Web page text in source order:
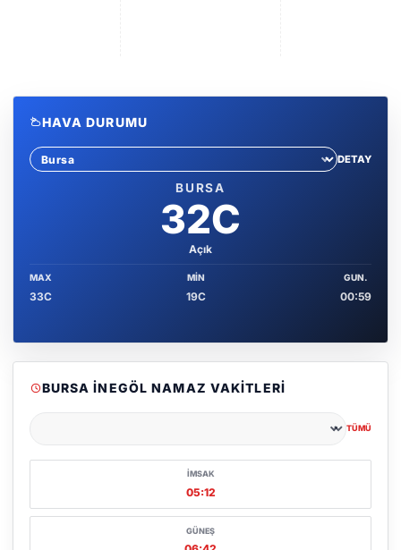
HAVA DURUMU
Sehir sec
DETAY
BURSA
32C
Açık
MAX
33C
MIN
19C
GUN.
00:59
BURSA İNEGÖL NAMAZ VAKITLERI
TÜMÜ
İMSAK
05:12
GÜNEŞ